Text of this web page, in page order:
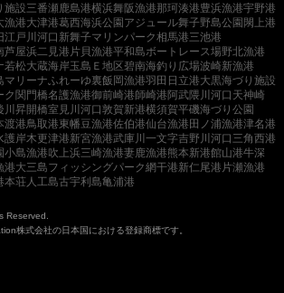
施設三番瀬 鹿島港横浜舞阪漁港那珂湊港豊浜漁港宇野港
漁港大津港葛西海浜公園アジュール舞子野島公園閖上港
江戸川河口 新舞子マリンパーク相馬港三池港
芦屋浜二見港 片貝漁港平和島ボートレース場野北漁港
若松大蔵海岸玉島Ｅ地区碧南海釣り広場波崎新漁港
マリーナふれーゆ裏飯岡漁港羽田 日立港大黒海づり施設
ク関門橋名護漁港御前崎港師崎港阿武隈川河口 天神崎
川昇開橋室見川河口敦賀新港横須賀平磯海づり公園
渡港鳥取港東幡豆漁港佐伯港仙台漁港田ノ浦漁港津名港
護岸木更津港新宮漁港武庫川一文字吉野川河口 三角西港
小島漁港吹上浜三崎漁港妻鹿漁港熊本新港館山港牛深
港大三島フィッシングパーク網干港新仁尾港 片瀬漁港
本荘人工島古宇利島亀浦港
Reserved.
株式会社の日本国における登録商標です。